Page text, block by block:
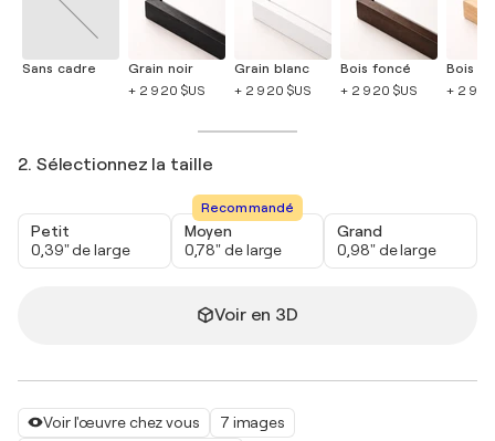
Voir l'œuvre chez vous
7 images
Sans cadre
Grain noir
+ 2 920 $US
Grain blanc
+ 2 920 $US
Bois foncé
+ 2 920 $US
Bois
+ 2
2. Sélectionnez la taille
Petit
0,39" de large
Recommandé
Moyen
0,78" de large
Grand
0,98" de large
Voir en 3D